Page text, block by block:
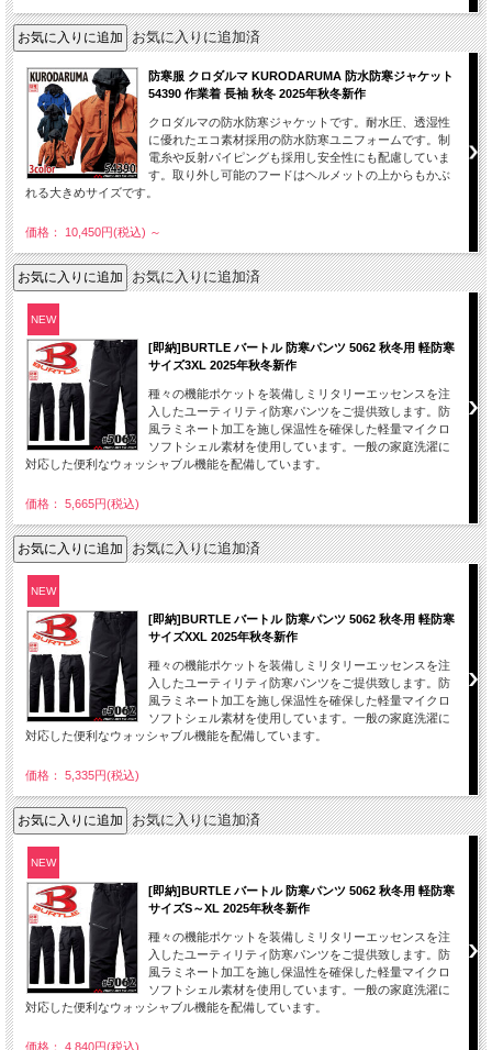
お気に入りに追加済
防寒服 クロダルマ KURODARUMA 防水防寒ジャケット
54390 作業着 長袖 秋冬 2025年秋冬新作
クロダルマの防水防寒ジャケットです。耐水圧、透湿性
に優れたエコ素材採用の防水防寒ユニフォームです。制
電糸や反射パイピングも採用し安全性にも配慮していま
す。取り外し可能のフードはヘルメットの上からもかぶ
れる大きめサイズです。
価格： 10,450円(税込) ～
お気に入りに追加済
NEW
[即納]BURTLE バートル 防寒パンツ 5062 秋冬用 軽防寒
サイズ3XL 2025年秋冬新作
種々の機能ポケットを装備しミリタリーエッセンスを注
入したユーティリティ防寒パンツをご提供致します。防
風ラミネート加工を施し保温性を確保した軽量マイクロ
ソフトシェル素材を使用しています。一般の家庭洗濯に
対応した便利なウォッシャブル機能を配備しています。
価格： 5,665円(税込)
お気に入りに追加済
NEW
[即納]BURTLE バートル 防寒パンツ 5062 秋冬用 軽防寒
サイズXXL 2025年秋冬新作
種々の機能ポケットを装備しミリタリーエッセンスを注
入したユーティリティ防寒パンツをご提供致します。防
風ラミネート加工を施し保温性を確保した軽量マイクロ
ソフトシェル素材を使用しています。一般の家庭洗濯に
対応した便利なウォッシャブル機能を配備しています。
価格： 5,335円(税込)
お気に入りに追加済
NEW
[即納]BURTLE バートル 防寒パンツ 5062 秋冬用 軽防寒
サイズS～XL 2025年秋冬新作
種々の機能ポケットを装備しミリタリーエッセンスを注
入したユーティリティ防寒パンツをご提供致します。防
風ラミネート加工を施し保温性を確保した軽量マイクロ
ソフトシェル素材を使用しています。一般の家庭洗濯に
対応した便利なウォッシャブル機能を配備しています。
価格： 4,840円(税込)